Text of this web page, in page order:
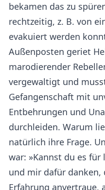
bekamen das zu
rechtzeitig, z. B. von
evakuiert werden
Außenposten geriet
marodierender
vergewaltigt und
Gefangenschaft mit
Entbehrungen und
durchleiden. Warum
natürlich ihre Frage.
war: »Kannst du es für
und mir dafür danken,
Erfahrung anvertraue,